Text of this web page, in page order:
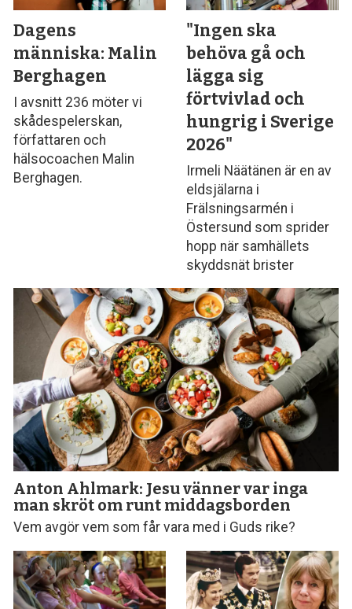
Dagens
människa: Malin
Berghagen
I avsnitt 236 möter vi
skådespelerskan,
författaren och
hälsocoachen Malin
Berghagen.
"Ingen ska
behöva gå och
lägga sig
förtvivlad och
hungrig i Sverige
2026"
Irmeli Näätänen är en av
eldsjälarna i
Frälsningsarmén i
Östersund som sprider
hopp när samhällets
skyddsnät brister
Anton Ahlmark: Jesu vänner var inga
man skröt om runt middagsborden
Vem avgör vem som får vara med i Guds rike?